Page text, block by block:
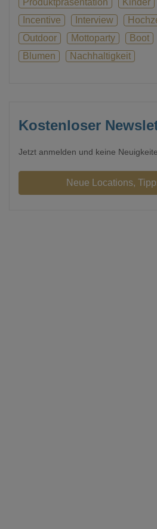
Incentive
Interview
Outdoor
Mottoparty Boot
Blumen
Nachhaltigkeit
Kostenloser
Jetzt anmelden und keine